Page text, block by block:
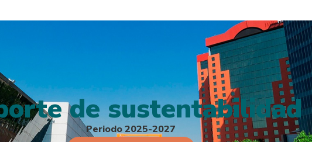
de sustentabilidad
Periodo 2025-2027